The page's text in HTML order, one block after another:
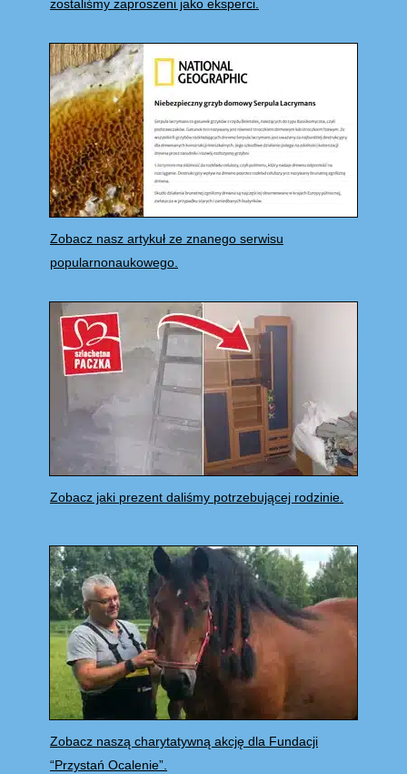
zostaliśmy zaproszeni jako eksperci.
Zobacz nasz artykuł ze znanego serwisu
popularnonaukowego.
Zobacz jaki prezent daliśmy potrzebującej rodzinie.
Zobacz naszą charytatywną akcję dla Fundacji
“Przystań Ocalenie”.